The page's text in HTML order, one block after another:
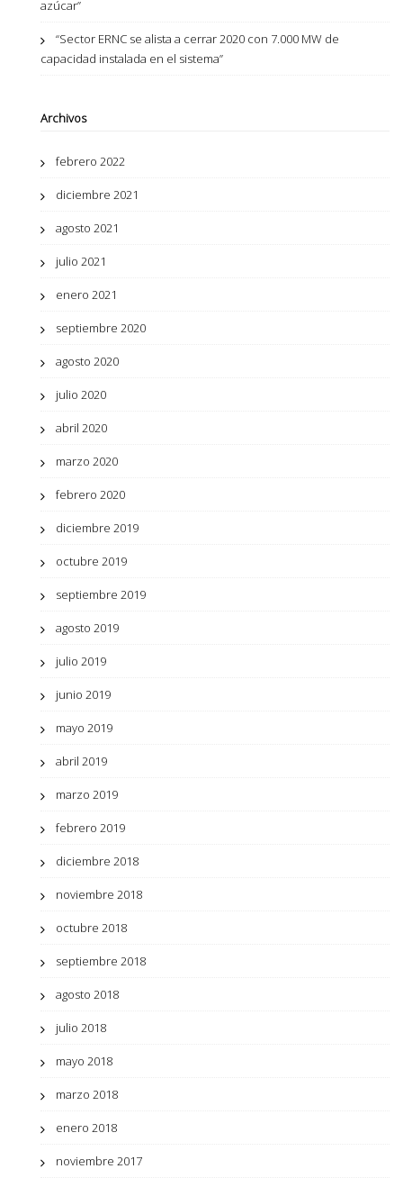
azúcar”
“Sector ERNC se alista a cerrar 2020 con 7.000 MW de
capacidad instalada en el sistema”
Archivos
febrero 2022
diciembre 2021
agosto 2021
julio 2021
enero 2021
septiembre 2020
agosto 2020
julio 2020
abril 2020
marzo 2020
febrero 2020
diciembre 2019
octubre 2019
septiembre 2019
agosto 2019
julio 2019
junio 2019
mayo 2019
abril 2019
marzo 2019
febrero 2019
diciembre 2018
noviembre 2018
octubre 2018
septiembre 2018
agosto 2018
julio 2018
mayo 2018
marzo 2018
enero 2018
noviembre 2017